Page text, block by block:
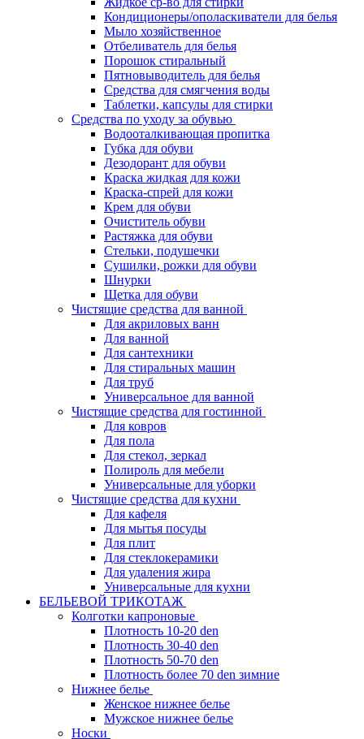
Кондиционеры/ополаскиватели для белья
Мыло хозяйственное
Отбеливатель для белья
Порошок стиральный
Пятновыводитель для белья
Средства для смягчения воды
Таблетки, капсулы для стирки
Средства по уходу за обувью
Водооталкивающая пропитка
Губка для обуви
Дезодорант для обуви
Краска жидкая для кожи
Краска-спрей для кожи
Крем для обуви
Очиститель обуви
Растяжка для обуви
Стельки, подушечки
Сушилки, рожки для обуви
Шнурки
Щетка для обуви
Чистящие средства для ванной
Для акриловых ванн
Для ванной
Для сантехники
Для стиральных машин
Для труб
Универсальное для ванной
Чистящие средства для гостинной
Для ковров
Для пола
Для стекол, зеркал
Полироль для мебели
Универсальные для уборки
Чистящие средства для кухни
Для кафеля
Для мытья посуды
Для плит
Для стеклокерамики
Для удаления жира
Универсальные для кухни
БЕЛЬЕВОЙ ТРИКОТАЖ
Колготки капроновые
Плотность 10-20 den
Плотность 30-40 den
Плотность 50-70 den
Плотность более 70 den зимние
Нижнее белье
Женское нижнее белье
Мужское нижнее белье
Носки